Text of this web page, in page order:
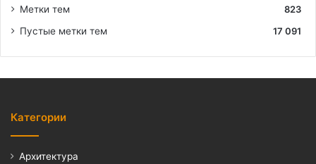
Метки тем
823
Пустые метки тем
17 091
Категории
Архитектура